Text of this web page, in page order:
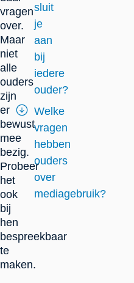
vragen
over.
Maar
niet
alle
ouders
zijn
er
bewust
mee
bezig.
Probeer
het
ook
bij
hen
bespreekbaar
te
maken.
sluit
je
aan
bij
iedere
ouder?
Welke
vragen
hebben
ouders
over
mediagebruik?